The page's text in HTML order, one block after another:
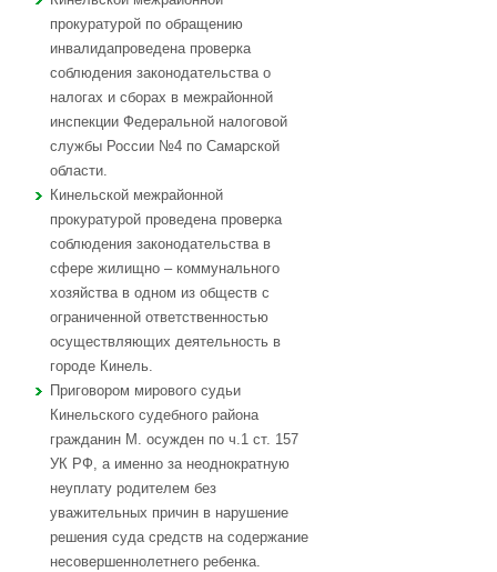
прокуратурой по обращению
инвалидапроведена проверка
соблюдения законодательства о
налогах и сборах в межрайонной
инспекции Федеральной налоговой
службы России №4 по Самарской
области.
Кинельской межрайонной
прокуратурой проведена проверка
соблюдения законодательства в
сфере жилищно – коммунального
хозяйства в одном из обществ с
ограниченной ответственностью
осуществляющих деятельность в
городе Кинель.
Приговором мирового судьи
Кинельского судебного района
гражданин М. осужден по ч.1 ст. 157
УК РФ, а именно за неоднократную
неуплату родителем без
уважительных причин в нарушение
решения суда средств на содержание
несовершеннолетнего ребенка.